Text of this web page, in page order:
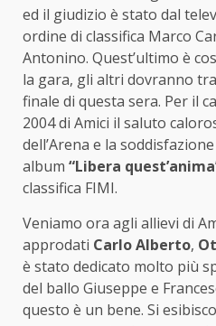
ed il giudizio è stato dal
ordine di classifica Marco
Antonino. Quest’ultimo è
la gara, gli altri dovranno
finale di questa sera. Per il
2004 di Amici il saluto
dell’Arena e la
album “Libera
classifica FIMI.
Veniamo ora agli allievi di
approdati Carlo Alberto,
è stato dedicato molto più
del ballo Giuseppe e
questo è un bene. Si